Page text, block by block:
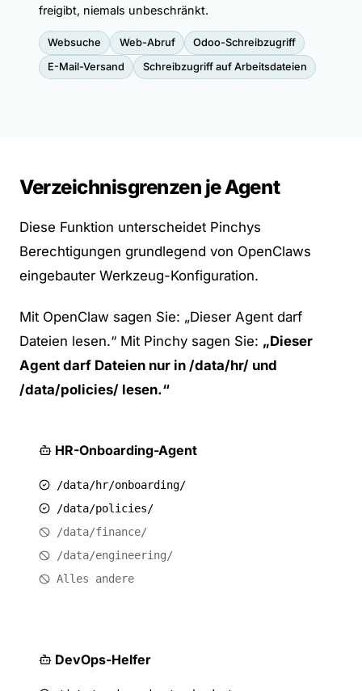
freigibt, niemals unbeschränkt.
Websuche Web-Abruf
Odoo-Schreibzugriff
E-Mail-Versand
Schreibzugriff auf Arbeitsdateien
Verzeichnisgrenzen je Agent
Diese Funktion unterscheidet Pinchys
Berechtigungen grundlegend von OpenClaws
eingebauter Werkzeug-Konfiguration.
Mit OpenClaw sagen Sie: „Dieser Agent darf
Dateien lesen.“ Mit Pinchy sagen Sie: „Dieser
Agent darf Dateien nur in /data/hr/ und
/data/policies/ lesen.“
HR-Onboarding-Agent
/data/hr/onboarding/
/data/policies/
/data/finance/
/data/engineering/
Alles andere
DevOps-Helfer